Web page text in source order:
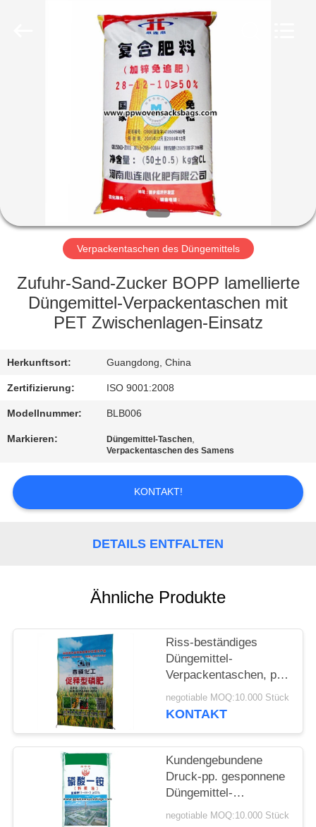
PRODUKTE
FABRIK
QUALITÄTSKONTROLLE
REFERENZEN
SITEMAP
PRIVACY
POLICY
Verpackentaschen des Düngemittels
Zufuhr-Sand-Zucker BOPP lamellierte
Düngemittel-Verpackentaschen mit
PET Zwischenlagen-Einsatz
Herkunftsort: Guangdong, China
Zertifizierung: ISO 9001:2008
Modellnummer: BLB006
Markieren: Düngemittel-Taschen,
Verpackentaschen des Samens
KONTAKT!
DETAILS ENTFALTEN
Ähnliche Produkte
Riss-beständiges
Düngemittel-
Verpackentaschen, pp.
gesponnene chemische
Verpackungs-Säcke
negotiable MOQ:10.000 Stück
KONTAKT
Kundengebundene
Druck-pp. gesponnene
Düngemittel-
Verpackentaschen für
negotiable MOQ:10.000 Stück